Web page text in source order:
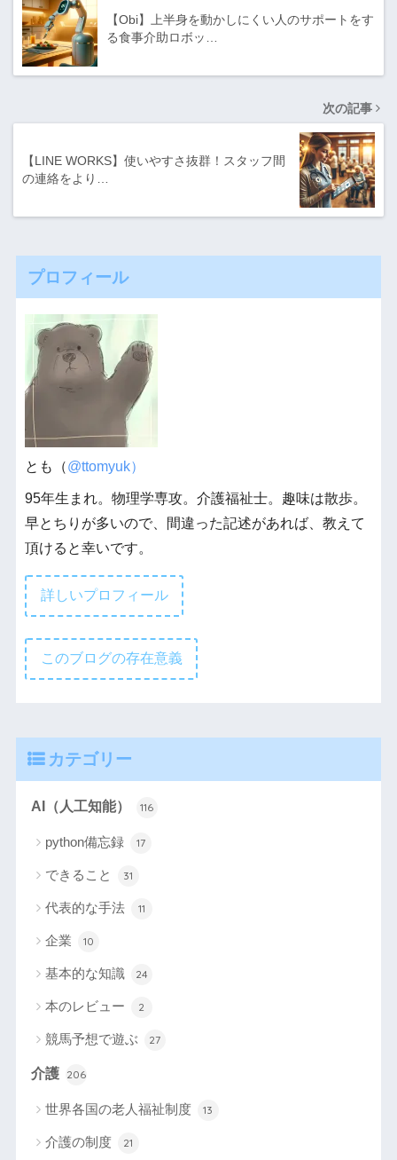
【Obi】上半身を動かしにくい人のサポートをす
る食事介助ロボッ…
次の記事
【LINE WORKS】使いやすさ抜群！スタッフ間
の連絡をより…
プロフィール
とも（@ttomyuk）
95年生まれ。物理学専攻。介護福祉士。趣味は散歩。
早とちりが多いので、間違った記述があれば、教えて
頂けると幸いです。
詳しいプロフィール
このブログの存在意義
カテゴリー
AI（人工知能） 116
python備忘録 17
できること 31
代表的な手法 11
企業 10
基本的な知識 24
本のレビュー 2
競馬予想で遊ぶ 27
介護 206
世界各国の老人福祉制度 13
介護の制度 21